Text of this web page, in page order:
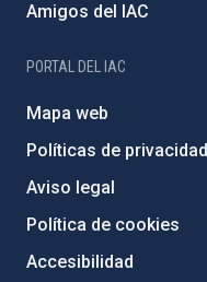
Amigos del IAC
PORTAL DEL IAC
Mapa web
Políticas de privacidad
Aviso legal
Política de cookies
Accesibilidad